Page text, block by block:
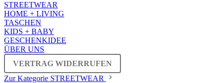
STREETWEAR
HOME + LIVING
TASCHEN
KIDS + BABY
GESCHENKIDEE
ÜBER UNS
VERTRAG WIDERRUFEN
Zur Kategorie STREETWEAR